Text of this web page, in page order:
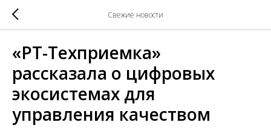
Свежие новости
«РТ-Техприемка»
рассказала о цифровых
экосистемах для
управления качеством